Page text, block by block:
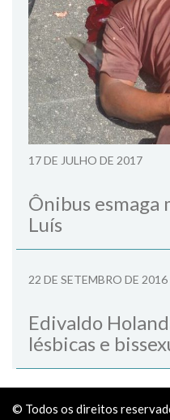
17 DE JULHO DE 2017
Ônibus esmaga
Luís
22 DE SETEMBRO DE 2016
Edivaldo
lésbicas e
© Todos os direitos